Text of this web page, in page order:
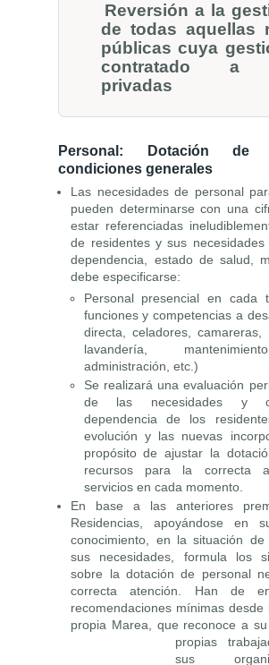
Reversión a la
de todas aquellas
públicas cuya
contratado a
privadas
Personal: Dotación de
condiciones generales
Las necesidades de personal
pueden determinarse con una
estar referenciadas
de residentes y sus
dependencia, estado de salud,
debe especificarse:
Personal presencial en cada
funciones y competencias a
directa, celadores, camareras,
lavandería,
administración, etc.)
Se realizará una evaluación
de las necesidades y
dependencia de los
evolución y las nuevas
propósito de ajustar la
recursos para la correcta
servicios en cada momento.
En base a las anteriores
Residencias, apoyándose en
conocimiento, en la situación
sus necesidades, formula los
sobre la dotación de personal
correcta atención. Han de
recomendaciones mínimas desde
propia Marea, que reconoce a
propias
sus